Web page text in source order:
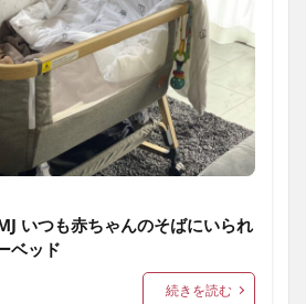
いつも赤ちゃんのそばにいられ
ベッド
続きを読む